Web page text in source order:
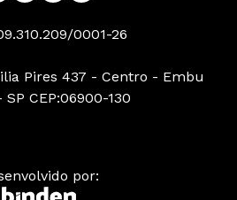
0001-26
Pires 437 - Centro - Embu
CEP:06900-130
por: